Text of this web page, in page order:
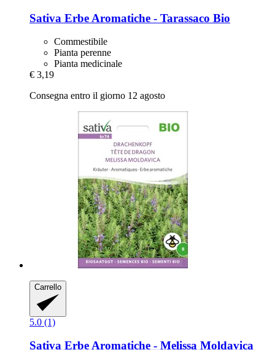
Sativa Erbe Aromatiche -​ Tarassaco Bio
Commestibile
Pianta perenne
Pianta medicinale
€ 3,19
Consegna entro il giorno 12 agosto
Carrello
5.0 (1)
Sativa Erbe Aromatiche -​ Melissa Moldavica